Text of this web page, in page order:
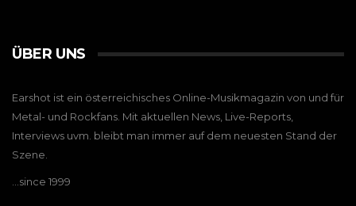
ÜBER UNS
Earshot ist ein österreichisches Online-Musikmagazin von und für
Metal- und Rockfans. Mit aktuellen News, Live-Reports,
Interviews uvm. bleibt man immer auf dem neuesten Stand der
Szene.
…since 1999